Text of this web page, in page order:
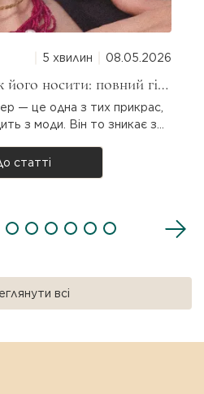
5 хвилин 08.05.2026
носити: повний гід
дівчат
з моди. Він то зникає з
звідки він узявся і як
Що таке чокер?
статті
всі